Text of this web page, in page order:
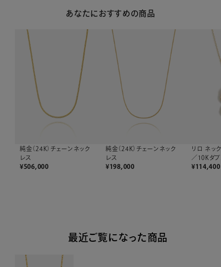
あなたにおすすめの商品
純金（24K）チェーンネック
レス
¥506,000
純金（24K）チェーンネック
レス
¥198,000
リロ ネッ
／10Kダ
¥114,400
最近ご覧になった商品